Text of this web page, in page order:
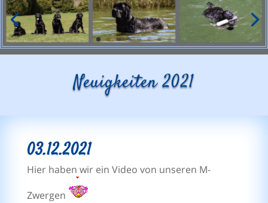
Neuigkeiten 2021
03.12.2021
Hier haben wir ein Video von unseren M-
Zwergen